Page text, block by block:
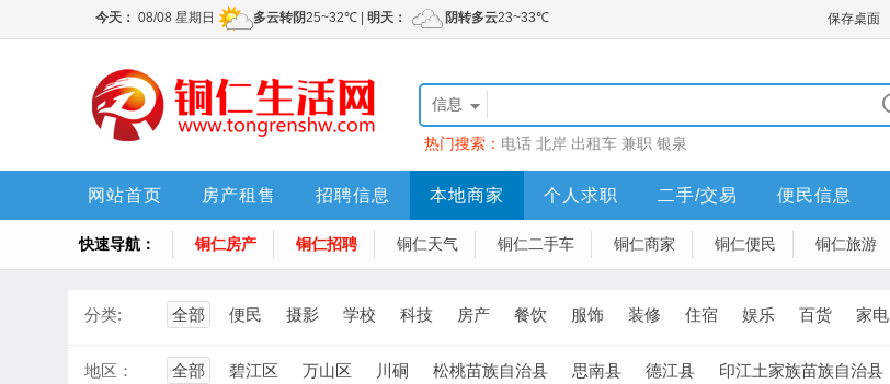
保存桌面
信息
热门搜索： 电话 北岸 出租车 兼职 银泉
网站首页 房产租售 招聘信息 本地商家 个人求职 二手/交易 便民信息
快速导航： 铜仁房产 铜仁招聘 铜仁天气 铜仁二手车 铜仁商家 铜仁便民 铜仁旅游
分类: 全部 便民 摄影 学校 科技 房产 餐饮 服饰 装修 住宿 娱乐 百货 家电
地区： 全部 碧江区 万山区 川硐 松桃苗族自治县 思南县 德江县 印江土家族苗族自治县